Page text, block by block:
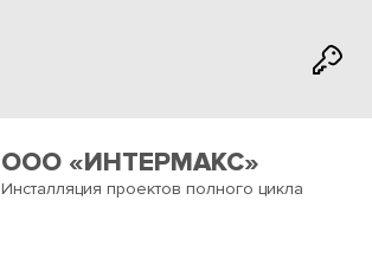
ООО «ИНТЕРМАКС»
Инсталляция проектов полного цикла